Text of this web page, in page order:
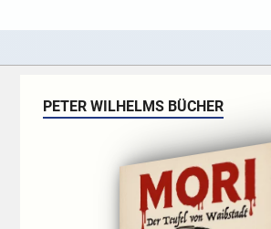
PETER WILHELMS BÜCHER